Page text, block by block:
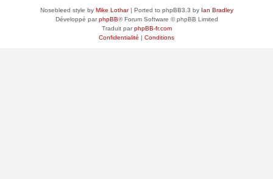
Nosebleed style by Mike Lothar| Ported to phpBB3.3 by Ian Bradley
Développé parphpBB® Forum Software © phpBB Limited
Traduit parphpBB-fr.com
Confidentialité | Conditions